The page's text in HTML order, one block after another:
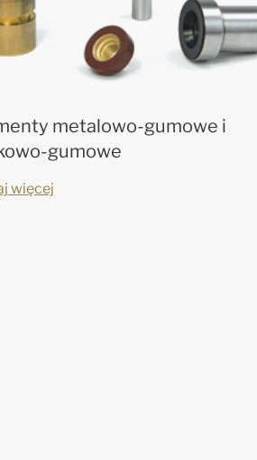
metalowo-gumowe i
gumowe
więcej